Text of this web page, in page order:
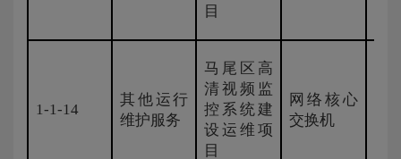
目
1-1-14
其他运行
维护服务
马尾区高
清视频监
控系统建
设运维项
目
网络核心
交换机